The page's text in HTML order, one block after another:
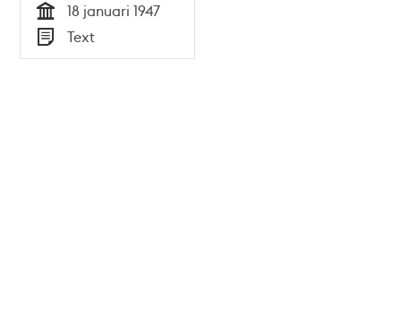
Tid
18 januari 1947
Typ
Text